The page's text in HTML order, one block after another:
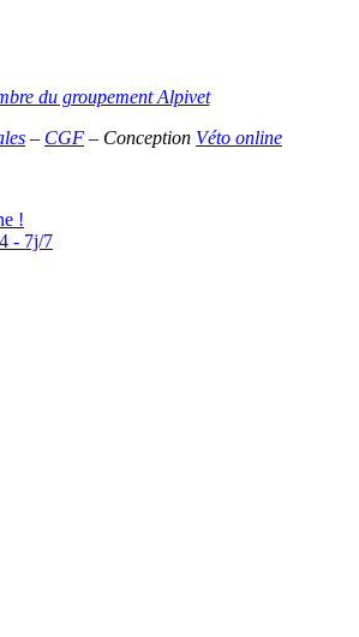
du groupement Alpivet
– CGF – Conception Véto online
!
- 7j/7